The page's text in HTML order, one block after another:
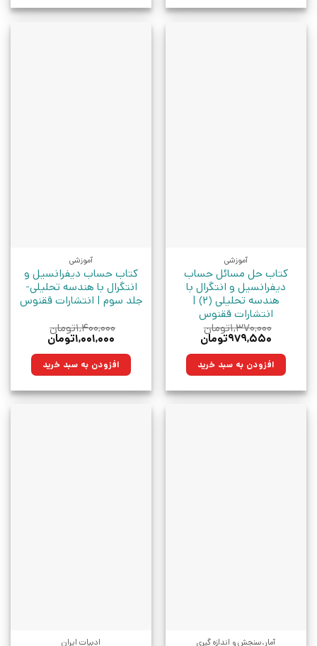
آموزشی
کتاب حل مسائل حساب
دیفرانسیل و انتگرال با
هندسه تحلیلی (2) |
انتشارات ققنوس
۱,۳۷۰,۰۰۰تومان
قیمت
۱,۳۷۰,۰۰۰تومان
بود.
۹۷۹,۵۵۰تومان
۹۷۹,۵۵۰تومان.افزودن به سبد خرید
آموزشی
کتاب حساب دیفرانسیل و
انتگرال با هندسه تحلیلی-
جلد سوم | انتشارات ققنوس
۱,۴۰۰,۰۰۰تومان
قیمت
۱,۴۰۰,۰۰۰تومان
بود.
۱,۰۰۱,۰۰۰تومان
۱,۰۰۱,۰۰۰تومان.افزودن به سبد خرید
آمار،سنجش و اندازه گیری ادبیات ایران